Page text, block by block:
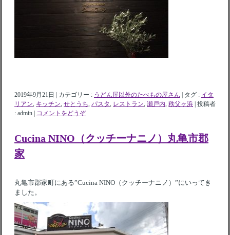
2019年9月21日 カテゴリー : うどん屋以外のたべもの屋さん タグ : イタ
リアン, キッチン, せとうち, パスタ, レストラン, 瀬戸内, 秩父ヶ浜 投稿者
: admin
コメントをどうぞ
Cucina NINO（クッチーナニノ）丸亀市郡
家
丸亀市郡家町にある”Cucina NINO（クッチーナニノ）”にいってき
ました。